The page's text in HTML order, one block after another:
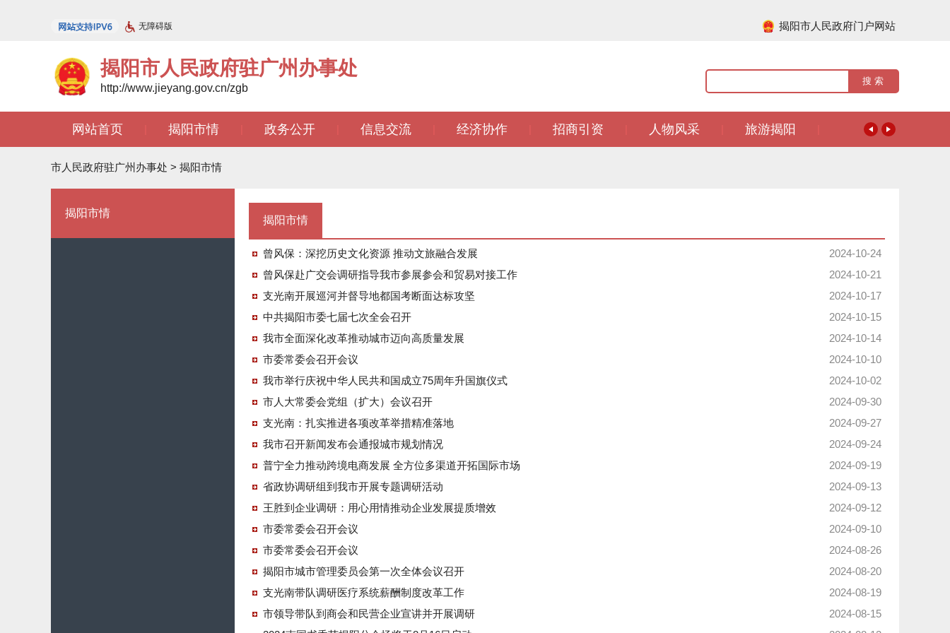
无障碍版 揭阳市人民政府门户网站
揭阳市人民政府驻广州办事处
http://www.jieyang.gov.cn/zgb
网站首页 揭阳市情 政务公开 信息交流 经济协作 招商引资 人物风采 旅游揭阳
文苑天地 |
市人民政府驻广州办事处 > 揭阳市情
揭阳市情
揭阳市情
2024-10-24
曾风保：深挖历史文化资源 推动文旅融合发展
2024-10-21
曾风保赴广交会调研指导我市参展参会和贸易对接工作
2024-10-17
支光南开展巡河并督导地都国考断面达标攻坚
2024-10-15
中共揭阳市委七届七次全会召开
2024-10-14
我市全面深化改革推动城市迈向高质量发展
2024-10-10
市委常委会召开会议
2024-10-02
我市举行庆祝中华人民共和国成立75周年升国旗仪式
2024-09-30
市人大常委会党组（扩大）会议召开
2024-09-27
支光南：扎实推进各项改革举措精准落地
2024-09-24
我市召开新闻发布会通报城市规划情况
2024-09-19
普宁全力推动跨境电商发展 全方位多渠道开拓国际市场
2024-09-13
省政协调研组到我市开展专题调研活动
2024-09-12
王胜到企业调研：用心用情推动企业发展提质增效
2024-09-10
市委常委会召开会议
2024-08-26
市委常委会召开会议
2024-08-20
揭阳市城市管理委员会第一次全体会议召开
2024-08-19
支光南带队调研医疗系统薪酬制度改革工作
2024-08-15
市领导带队到商会和民营企业宣讲并开展调研